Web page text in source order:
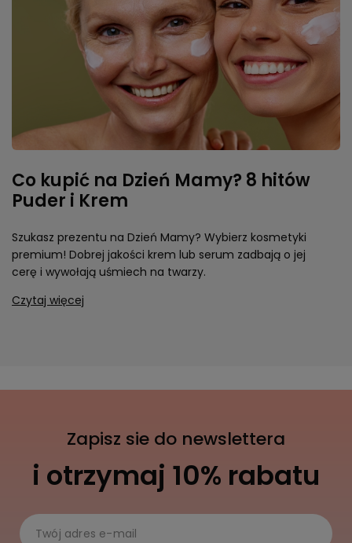
Co kupić na Dzień Mamy? 8 hitów
Puder i Krem
Szukasz prezentu na Dzień Mamy? Wybierz kosmetyki
premium! Dobrej jakości krem lub serum zadbają o jej
cerę i wywołają uśmiech na twarzy.
Czytaj więcej
Zapisz sie do newslettera
i otrzymaj 10% rabatu
Twój adres e-mail